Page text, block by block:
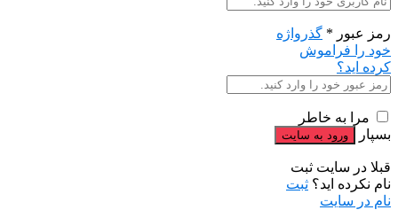
رمز عبور * گذرواژه
خود را فراموش
کرده اید؟
مرا به خاطر
بسپار
قبلا در سایت ثبت
نام نکرده اید؟ ثبت
نام در سایت